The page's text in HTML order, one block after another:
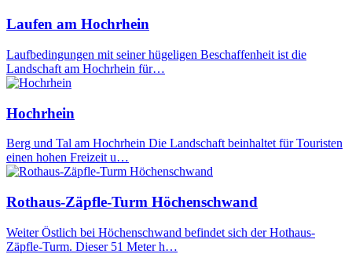
Laufen am Hochrhein
Laufbedingungen mit seiner hügeligen Beschaffenheit ist die
Landschaft am Hochrhein für…
Hochrhein
Berg und Tal am Hochrhein Die Landschaft beinhaltet für Touristen
einen hohen Freizeit u…
Rothaus-Zäpfle-Turm Höchenschwand
Weiter Östlich bei Höchenschwand befindet sich der Hothaus-
Zäpfle-Turm. Dieser 51 Meter h…